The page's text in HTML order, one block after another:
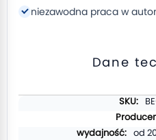
niezawodna praca w
Dane
od